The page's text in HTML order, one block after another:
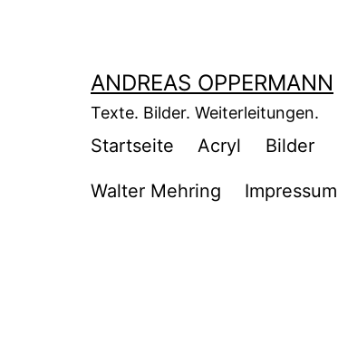
ANDREAS OPPERMANN
Texte. Bilder. Weiterleitungen.
Startseite Acryl Bilder
Walter Mehring Impressum